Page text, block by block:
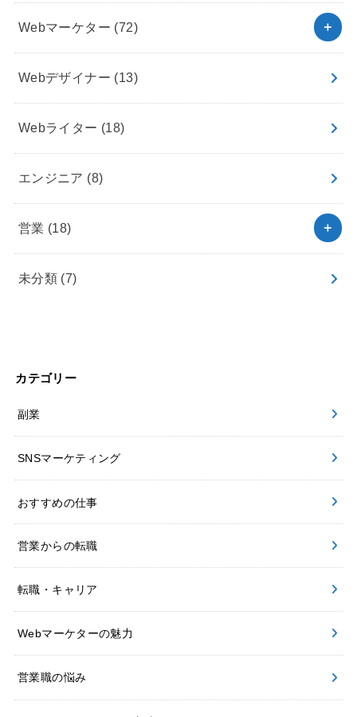
Webマーケター (72)
Webデザイナー (13)
Webライター (18)
エンジニア (8)
営業 (18)
未分類 (7)
カテゴリー
副業
SNSマーケティング
おすすめの仕事
営業からの転職
転職・キャリア
Webマーケターの魅力
営業職の悩み